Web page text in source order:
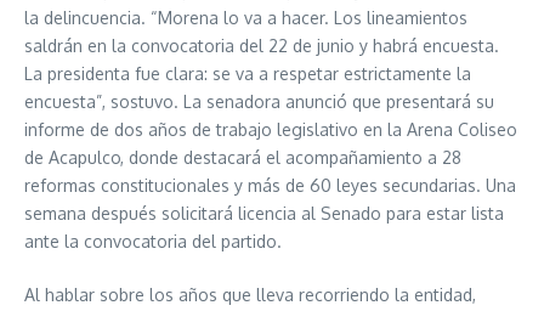
la delincuencia. “Morena lo va a hacer. Los lineamientos
saldrán en la convocatoria del 22 de junio y habrá encuesta.
La presidenta fue clara: se va a respetar estrictamente la
encuesta”, sostuvo. La senadora anunció que presentará su
informe de dos años de trabajo legislativo en la Arena Coliseo
de Acapulco, donde destacará el acompañamiento a 28
reformas constitucionales y más de 60 leyes secundarias. Una
semana después solicitará licencia al Senado para estar lista
ante la convocatoria del partido.
Al hablar sobre los años que lleva recorriendo la entidad,